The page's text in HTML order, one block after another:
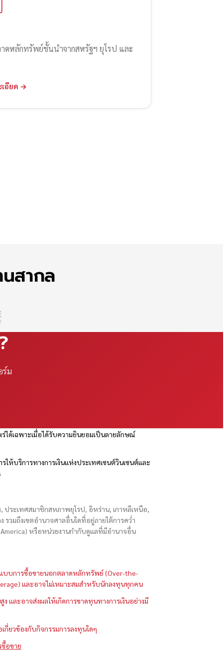
ดหลักทรัพย์ชั้นนำจากสหรัฐฯ ยุโรป และ
เอียด →
สากล
ร์ม
ได้เฉพาะเมื่อได้รับความยินยอมเป็นลายลักษณ์
ห้บริการทางการเงินแห่งประเทศเซนต์วินเซนต์และ
ประเทศสมาชิกสหภาพยุโรป, อิหร่าน, เกาหลีเหนือ,
รวมถึงเขตอำนาจศาลอื่นใดที่อยู่ภายใต้การคว่ำ
หรือหน่วยงานกำกับดูแลที่มีอำนาจอื่น
แบบการซื้อขายนอกตลาดหลักทรัพย์ (Over-the-
และอาจไม่เหมาะสมสำหรับนักลงทุนทุกคน
ง และอาจส่งผลให้เกิดการขาดทุนทางการเงินอย่างมี
กี่ยวข้องกับกิจกรรมการลงทุนใดๆ
ซื้อขาย